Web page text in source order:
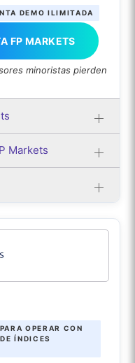
DEMO ILIMITADA
FP MARKETS
minoristas pierden
Markets
OPERAR CON
ÍNDICES